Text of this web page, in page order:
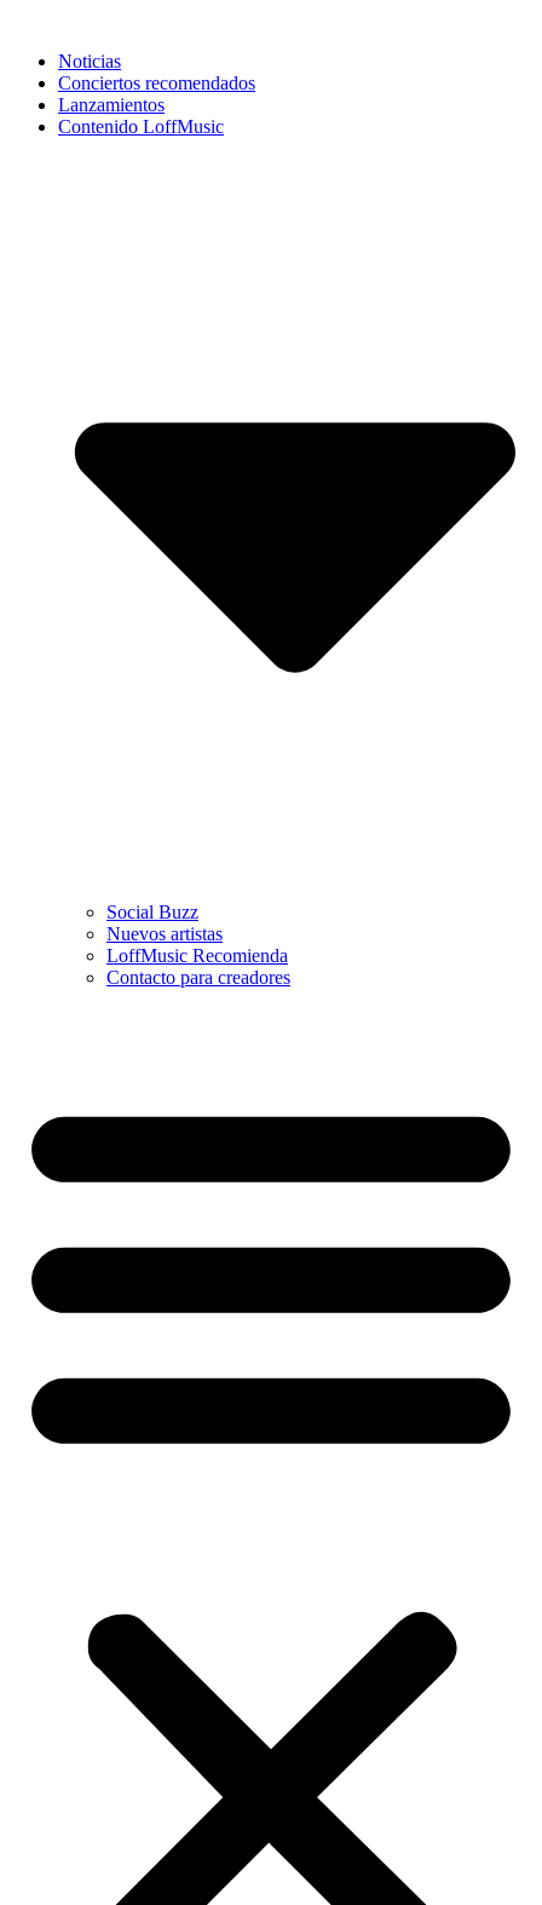
Noticias
Conciertos recomendados
Lanzamientos
Contenido LoffMusic
Social Buzz
Nuevos artistas
LoffMusic Recomienda
Contacto para creadores